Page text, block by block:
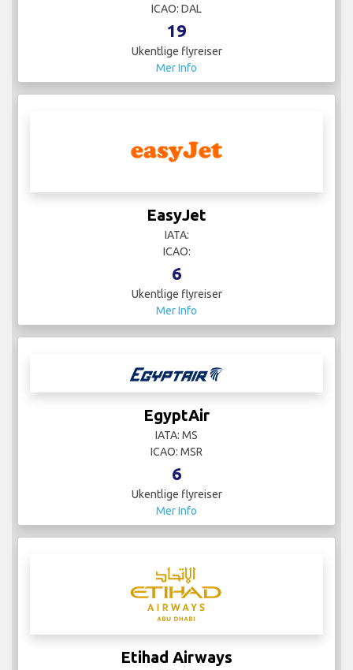
ICAO: DAL
19
Ukentlige flyreiser
Mer Info
EasyJet
IATA:
ICAO:
6
Ukentlige flyreiser
Mer Info
EgyptAir
IATA: MS
ICAO: MSR
6
Ukentlige flyreiser
Mer Info
Etihad Airways